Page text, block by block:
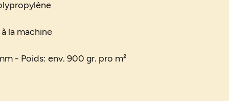
la machine
- Poids: env. 900 gr. pro m²